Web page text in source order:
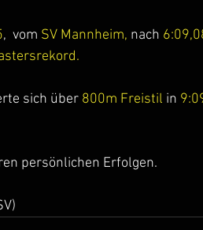
,  vom SV Mannheim, nach
sich über 800m Freistil in
persönlichen Erfolgen.